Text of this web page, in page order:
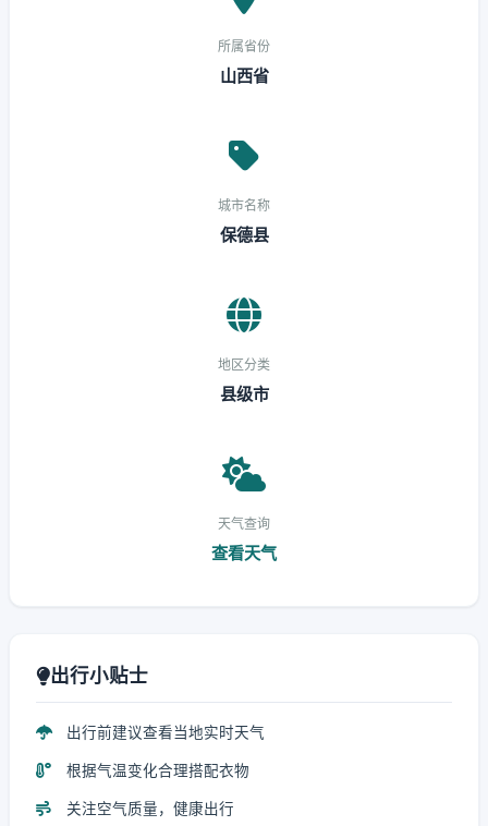
所属省份
山西省
城市名称
保德县
地区分类
县级市
天气查询
查看天气
出行小贴士
出行前建议查看当地实时天气
根据气温变化合理搭配衣物
关注空气质量，健康出行